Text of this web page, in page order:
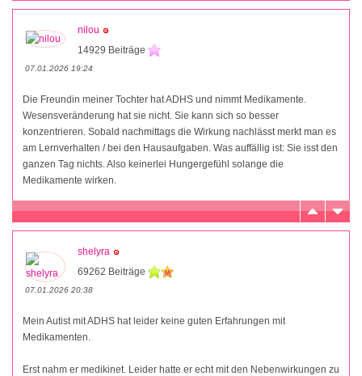
nilou
14929 Beiträge
07.01.2026 19:24
Die Freundin meiner Tochter hat ADHS und nimmt Medikamente.
Wesensveränderung hat sie nicht. Sie kann sich so besser
konzentrieren. Sobald nachmittags die Wirkung nachlässt merkt man es
am Lernverhalten / bei den Hausaufgaben. Was auffällig ist: Sie isst den
ganzen Tag nichts. Also keinerlei Hungergefühl solange die
Medikamente wirken.
shelyra
69262 Beiträge
07.01.2026 20:38
Mein Autist mit ADHS hat leider keine guten Erfahrungen mit
Medikamenten.
Erst nahm er medikinet. Leider hatte er echt mit den Nebenwirkungen zu